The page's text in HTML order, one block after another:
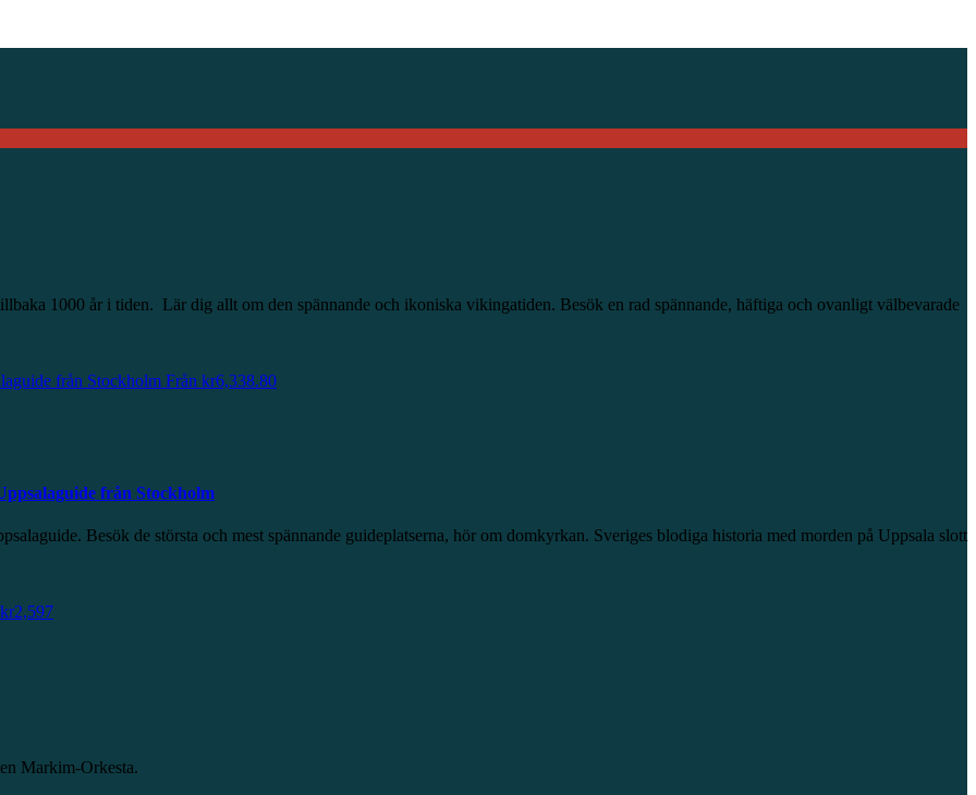
1000 år i tiden. Lär dig allt om den spännande och ikoniska vikingatiden. Besök en rad spännande, häftiga och ovanligt välbevarade
från Stockholm Från kr6,338.80
från Stockholm
Besök de största och mest spännande guideplatserna, hör om domkyrkan. Sveriges blodiga historia med morden på Uppsala slott
kr2,597
Markim-Orkesta.